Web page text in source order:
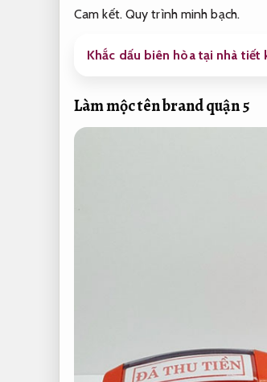
Cam kết. Quy trình minh bạch.
Khắc dấu biên hòa tại nhà tiết
Làm mộc tên brand quận 5